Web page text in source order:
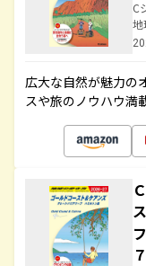
C
地
広大な自然が魅力の
スや旅のノウハウ満
７